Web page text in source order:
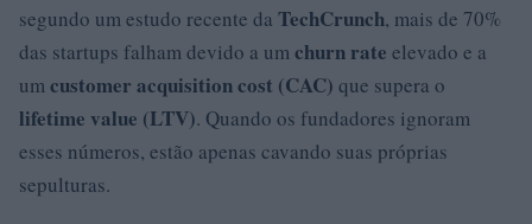
segundo um estudo recente da TechCrunch, mais de 70%
das startups falham devido a umchurn rate elevado e a
umcustomer acquisition cost (CAC) que supera o
lifetime value (LTV). Quando os fundadores ignoram
esses números, estão apenas cavando suas próprias
sepulturas.